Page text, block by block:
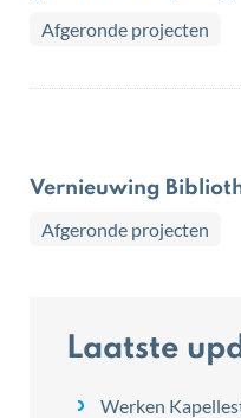
Afgeronde projecten
Vernieuwing
Afgeronde projecten
Laatste
Werken